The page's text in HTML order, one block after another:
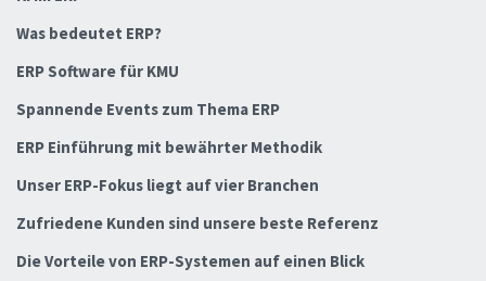
Was bedeutet ERP?
ERP Software für KMU
Spannende Events zum Thema ERP
ERP Einführung mit bewährter Methodik
Unser ERP-Fokus liegt auf vier Branchen
Zufriedene Kunden sind unsere beste Referenz
Die Vorteile von ERP-Systemen auf einen Blick